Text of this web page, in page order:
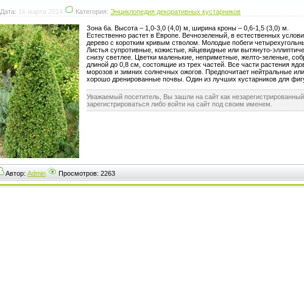
Дата: 16 марта 2014 Категория: Энциклопедия декоративных кустарников
Зона 6а. Высота – 1,0-3,0 (4,0) м, ширина кроны – 0,6-1,5 (3,0) м.
Естественно растет в Европе. Вечнозеленый, в естественных
дерево с коротким кривым стволом. Молодые побеги
Листья супротивные, кожистые, яйцевидные или вытянуто-
снизу светлее. Цветки маленькие, неприметные, желто-зеленые,
длиной до 0,8 см, состоящие из трех частей. Все части растения
морозов и зимних солнечных ожогов. Предпочитает нейтральные
хорошо дренированные почвы. Один из лучших кустарников для
Уважаемый посетитель, Вы зашли на сайт как
зарегистрироваться либо войти на сайт под своим именем.
Автор: Admin Просмотров: 2263